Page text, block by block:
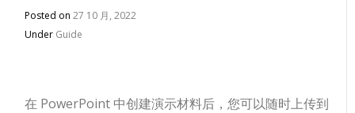
Posted on27 10 月, 2022
Under Guide
在 PowerPoint 中创建演示材料后，您可以随时上传到